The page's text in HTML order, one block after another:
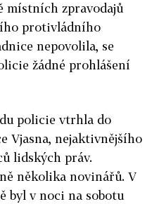
místních zpravodajů
protivládního
nepovolila, se
žádné prohlášení
policie vtrhla do
Vjasna, nejaktivnějšího
lidských práv.
několika novinářů. V
byl v noci na sobotu